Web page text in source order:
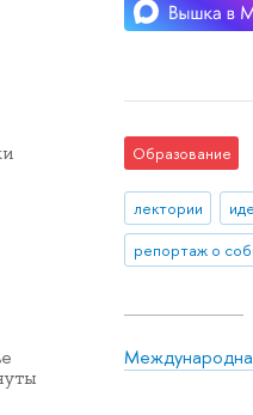
Образование
лектории
репортаж о